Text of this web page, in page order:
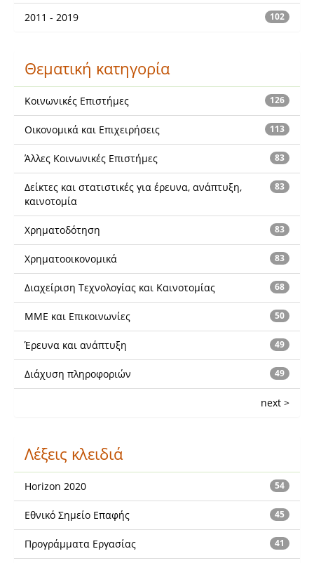
102
2011 - 2019
Θεματική κατηγορία
126
Κοινωνικές Επιστήμες
113
Οικονομικά και Επιχειρήσεις
83
Άλλες Κοινωνικές Επιστήμες
83
Δείκτες και στατιστικές για έρευνα, ανάπτυξη,
καινοτομία
83
Χρηματοδότηση
83
Χρηματοοικονομικά
68
Διαχείριση Τεχνολογίας και Καινοτομίας
50
ΜΜΕ και Επικοινωνίες
49
Έρευνα και ανάπτυξη
49
Διάχυση πληροφοριών
next >
Λέξεις κλειδιά
54
Horizon 2020
45
Εθνικό Σημείο Επαφής
41
Προγράμματα Εργασίας